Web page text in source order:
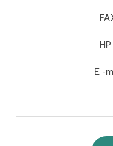
FAX：0598
HP ：
Ｅ-mail ：